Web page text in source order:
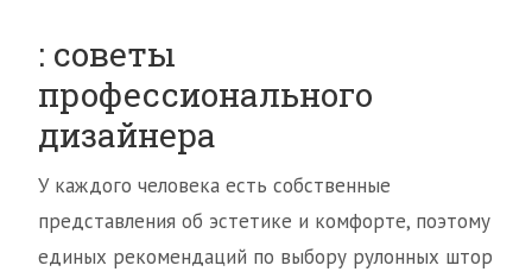
: советы
профессионального
дизайнера
У каждого человека есть собственные
представления об эстетике и комфорте, поэтому
единых рекомендаций по выбору рулонных штор